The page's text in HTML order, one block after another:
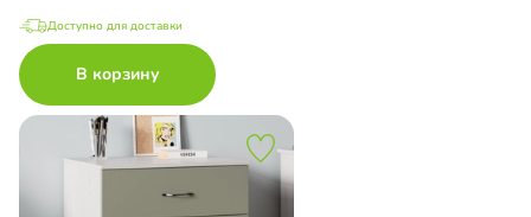
Доступно для доставки
В корзину